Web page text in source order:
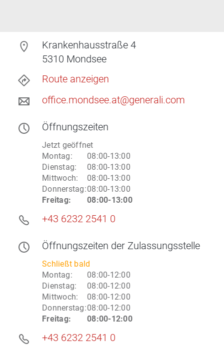
Krankenhausstraße 4
5310 Mondsee
Route anzeigen
office.mondsee.at@generali.com
Öffnungszeiten
Jetzt geöffnet
Montag:
08:00-13:00
Dienstag:
08:00-13:00
Mittwoch:
08:00-13:00
Donnerstag:08:00-13:00
Freitag: 08:00-13:00
+43 6232 2541 0
Öffnungszeiten der Zulassungsstelle
Schließt bald
Montag:
08:00-12:00
Dienstag:
08:00-12:00
Mittwoch:
08:00-12:00
Donnerstag:08:00-12:00
Freitag: 08:00-12:00
+43 6232 2541 0